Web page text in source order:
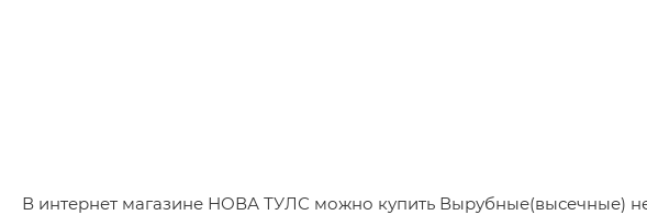
В интернет магазине НОВА ТУЛС можно купить Вырубные(высечные)